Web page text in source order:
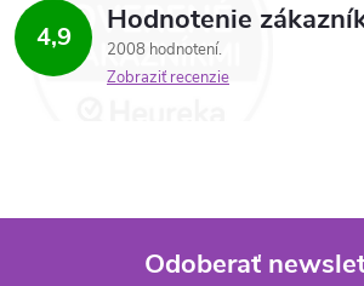
4,9 Hodnotenie
2008 hodnotení
Zobraziť recenzie
Odoberať